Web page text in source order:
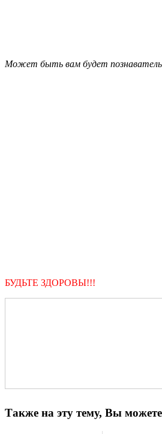
Может быть вам будет
БУДЬТЕ ЗДОРОВЫ!!!
Также на эту тему, Вы